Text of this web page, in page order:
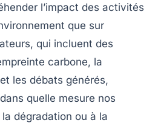
l’impact des activités
que sur
qui incluent des
carbone, la
et les débats générés,
quelle mesure nos
dégradation ou à la